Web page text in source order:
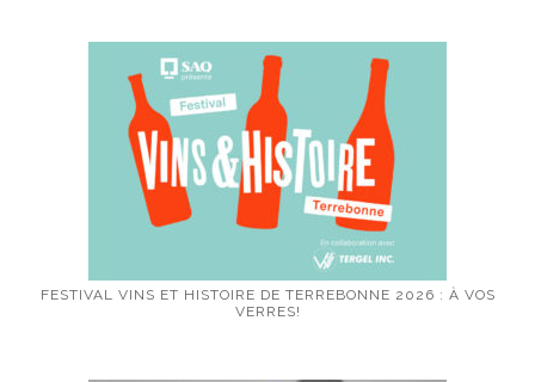
FESTIVAL VINS ET HISTOIRE DE TERREBONNE 2026 : À VOS
VERRES!